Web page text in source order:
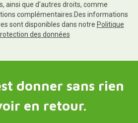
ainsi que d'autres droits, comme
complémentaires.Des informations
sont disponibles dans notre Politique
des données
donner sans rien
en retour.